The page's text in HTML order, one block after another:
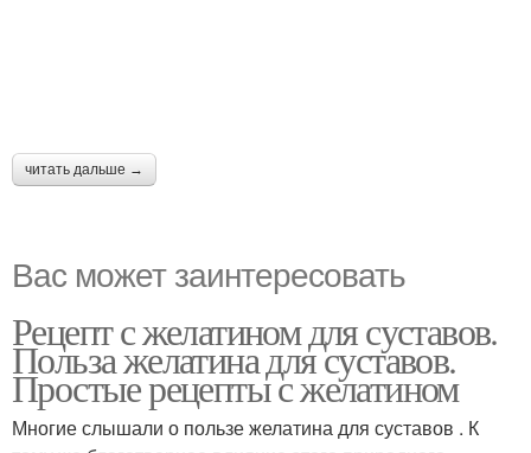
читать дальше →
Вас может заинтересовать
Рецепт с желатином для суставов.
Польза желатина для суставов.
Простые рецепты с желатином
Многие слышали о пользе желатина для суставов . К